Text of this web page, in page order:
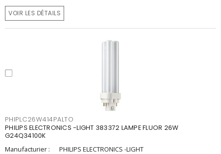
VOIR LES DÉTAILS
PHIPLC26W414PALTO
PHILIPS ELECTRONICS -LIGHT 383372 LAMPE FLUOR 26W
G24Q34100K
Manufacturier :
PHILIPS ELECTRONICS -LIGHT